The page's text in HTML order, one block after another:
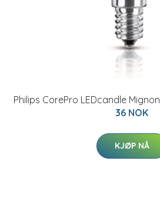
Philips CorePro LEDcandle
36 NOK
KJØP NÅ